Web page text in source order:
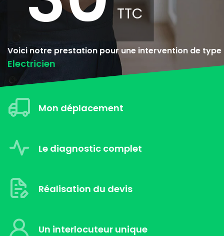
Voici notre prestation pour une intervention de type
Electricien
Mon déplacement
Le diagnostic complet
Réalisation du devis
Un interlocuteur unique